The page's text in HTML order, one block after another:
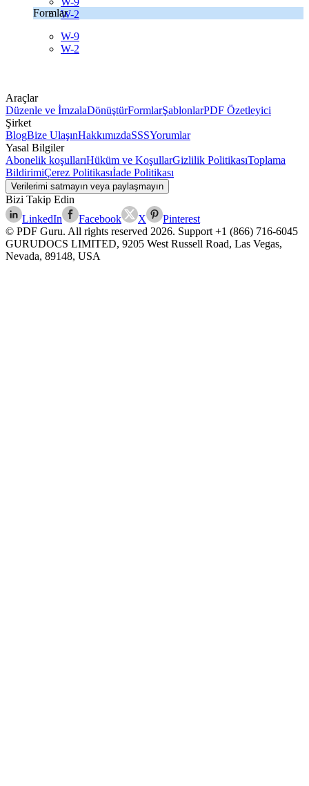
W-2
Formlar
W-9
W-2
Araçlar
Düzenle ve İmzalaDönüştürFormlarŞablonlarPDF Özetleyici
Şirket
BlogBize UlaşınHakkımızdaSSSYorumlar
Yasal Bilgiler
Abonelik koşullarıHüküm ve KoşullarGizlilik PolitikasıToplama
BildirimiÇerez Politikasıİade Politikası
Verilerimi satmayın veya paylaşmayın
Bizi Takip Edin
LinkedIn
Facebook X
Pinterest
© PDF Guru. All rights reserved 2026. Support +1 (866) 716-6045
GURUDOCS LIMITED, 9205 West Russell Road, Las Vegas,
Nevada, 89148, USA